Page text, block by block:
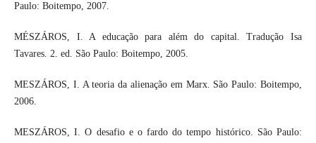
Paulo: Boitempo, 2007.
MÉSZÁROS, I. A educação para além do capital. Tradução Isa
Tavares. 2. ed. São Paulo: Boitempo, 2005.
MESZÁROS, I. A teoria da alienação em Marx. São Paulo: Boitempo,
2006.
MESZÁROS, I. O desafio e o fardo do tempo histórico. São Paulo: